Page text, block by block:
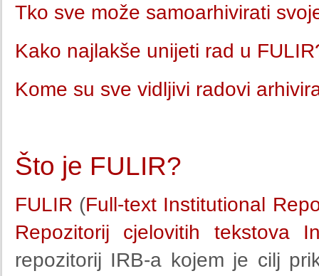
Tko sve može samoarhivirati
Kako najlakše unijeti rad u
Kome su sve vidljivi radovi
Što je FULIR?
FULIR (Full-text Institutional
Repozitorij cjelovitih tekstova
repozitorij IRB-a kojem je cilj